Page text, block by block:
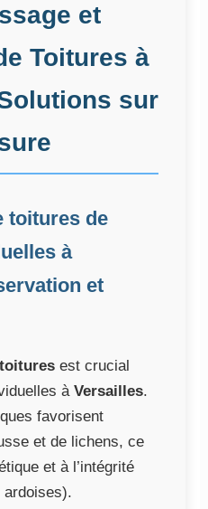
et
Toitures à
sur
toitures de
à
et
est crucial
à Versailles.
favorisent
et de lichens, ce
et à l’intégrité